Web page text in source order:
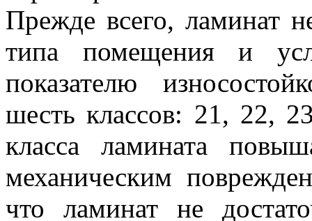
Прежде всего, ламинат
типа помещения и
показателю
шесть классов: 21, 22,
класса ламината
механическим
что ламинат не